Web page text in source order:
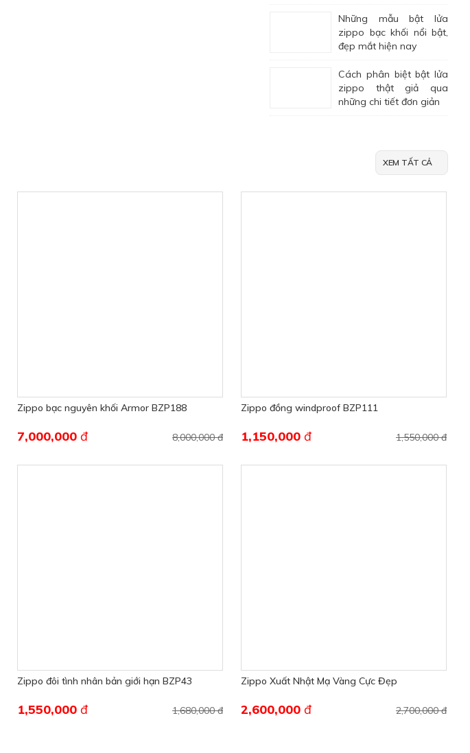
Những mẫu bật lửa
zippo bạc khối nổi bật,
đẹp mắt hiện nay
Cách phân biệt bật lửa
zippo thật giả qua
những chi tiết đơn giản
XEM TẤT CẢ
Zippo bạc nguyên khối Armor BZP188
8,000,000 đ
7,000,000 đ
Zippo đồng windproof BZP111
1,550,000 đ
1,150,000 đ
Zippo đôi tình nhân bản giới hạn BZP43
1,680,000 đ
1,550,000 đ
Zippo Xuất Nhật Mạ Vàng Cực Đẹp
2,700,000 đ
2,600,000 đ